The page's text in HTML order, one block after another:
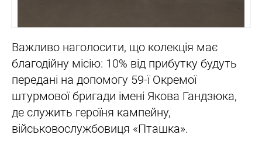
Важливо наголосити, що колекція має
благодійну місію: 10% від прибутку будуть
передані на допомогу 59-ї Окремої
штурмової бригади імені Якова Гандзюка,
де служить героїня кампейну,
військовослужбовиця «Пташка».